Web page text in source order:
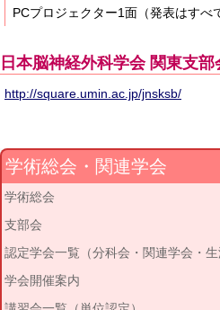
PCプロジェクター1面（発表はすべ
日本脳神経外科学会 関東支
http://square.umin.ac.jp/jnsksb/
学術総会・関連学会
学術総会
支部会
認定学会一覧（分科会・関連学会・生
学会開催案内